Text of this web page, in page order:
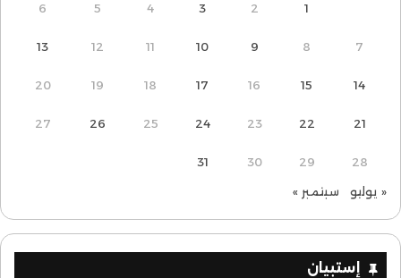
1
2
3
4
5
6
7
8
9
10
11
12
13
14
15
16
17
18
19
20
21
22
23
24
25
26
27
28
29
30
31
« يوليو سبتمبر »
إستبيان